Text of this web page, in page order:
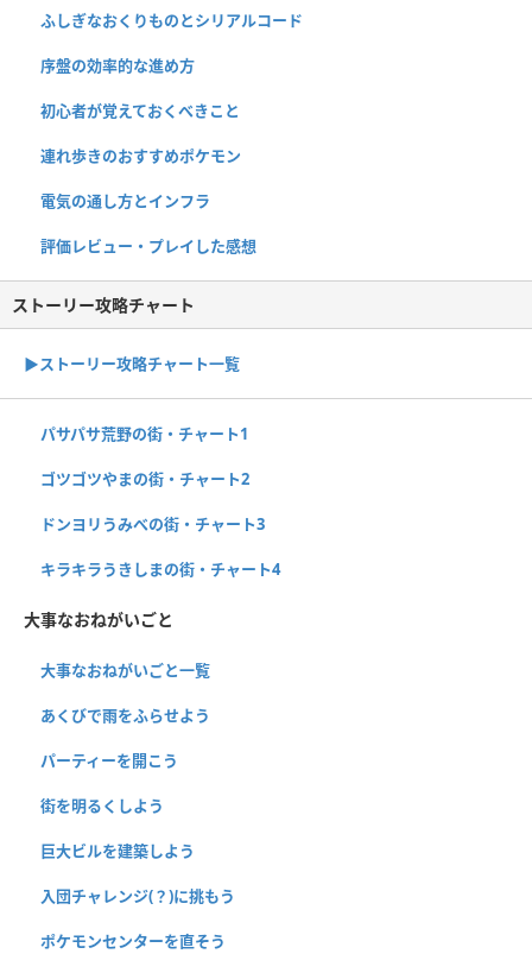
ふしぎなおくりものとシリアルコード
序盤の効率的な進め方
初心者が覚えておくべきこと
連れ歩きのおすすめポケモン
電気の通し方とインフラ
評価レビュー・プレイした感想
ストーリー攻略チャート
▶ストーリー攻略チャート一覧
パサパサ荒野の街・チャート1
ゴツゴツやまの街・チャート2
ドンヨリうみべの街・チャート3
キラキラうきしまの街・チャート4
大事なおねがいごと
大事なおねがいごと一覧
あくびで雨をふらせよう
パーティーを開こう
街を明るくしよう
巨大ビルを建築しよう
入団チャレンジ(？)に挑もう
ポケモンセンターを直そう